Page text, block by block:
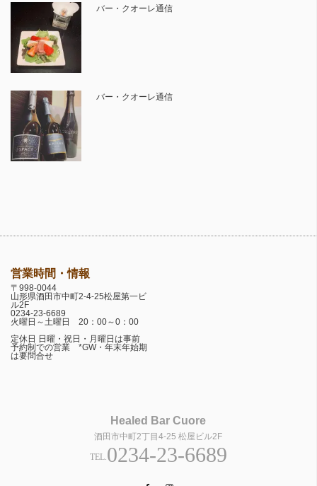
バー・クオーレ通信
バー・クオーレ通信
営業時間・情報
〒998-0044
山形県酒田市中町2-4-25松屋第一ビ
ル2F
0234-23-6689
火曜日～土曜日 20：00～0：00
定休日 日曜・祝日・月曜日は事前
予約制での営業 *GW・年末年始期
は要問合せ
Healed Bar Cuore
酒田市中町2丁目4-25 松屋ビル2F
TEL.0234-23-6689